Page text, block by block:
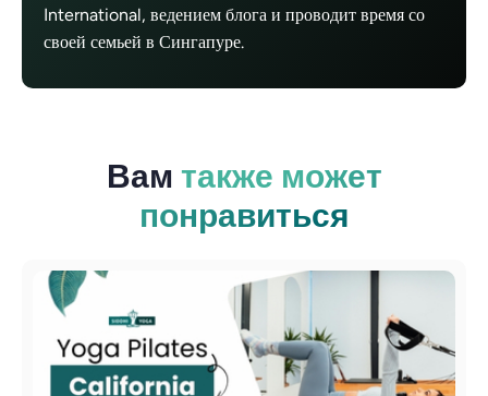
International, ведением блога и проводит время со
своей семьей в Сингапуре.
Вам также может
понравиться